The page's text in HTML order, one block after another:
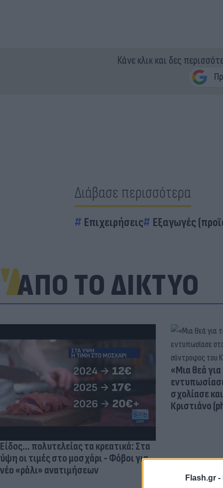
Flash.gr -
Κάνε κλικ και δες
Διάβασε περισσότερα
Επιχειρήσεις Εξαγωγές
ΑΠΟ ΤΟ ΔΙΚΤΥΟ
Είδος... πολυτελείας τα κρεατικά: Στα
ύψη οι τιμές στο μοσχάρι - Φόβοι για
νέο «ράλι» ανατιμήσεων
«Μια θεά
σχολίασε
Κριστιάνο